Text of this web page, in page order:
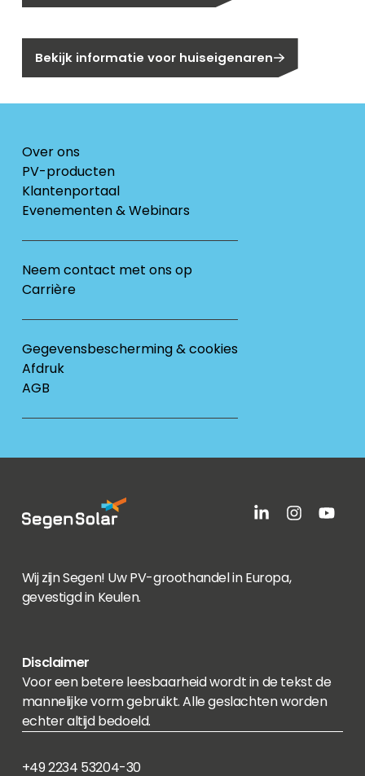
Bekijk informatie voor huiseigenaren
Over ons
PV-producten
Klantenportaal
Evenementen & Webinars
Neem contact met ons op
Carrière
Gegevensbescherming & cookies
Afdruk
AGB
Wij zijn Segen! Uw PV-groothandel in Europa,
gevestigd in Keulen.
Disclaimer
Voor een betere leesbaarheid wordt in de tekst de
mannelijke vorm gebruikt. Alle geslachten worden
echter altijd bedoeld.
+49 2234 53204-30